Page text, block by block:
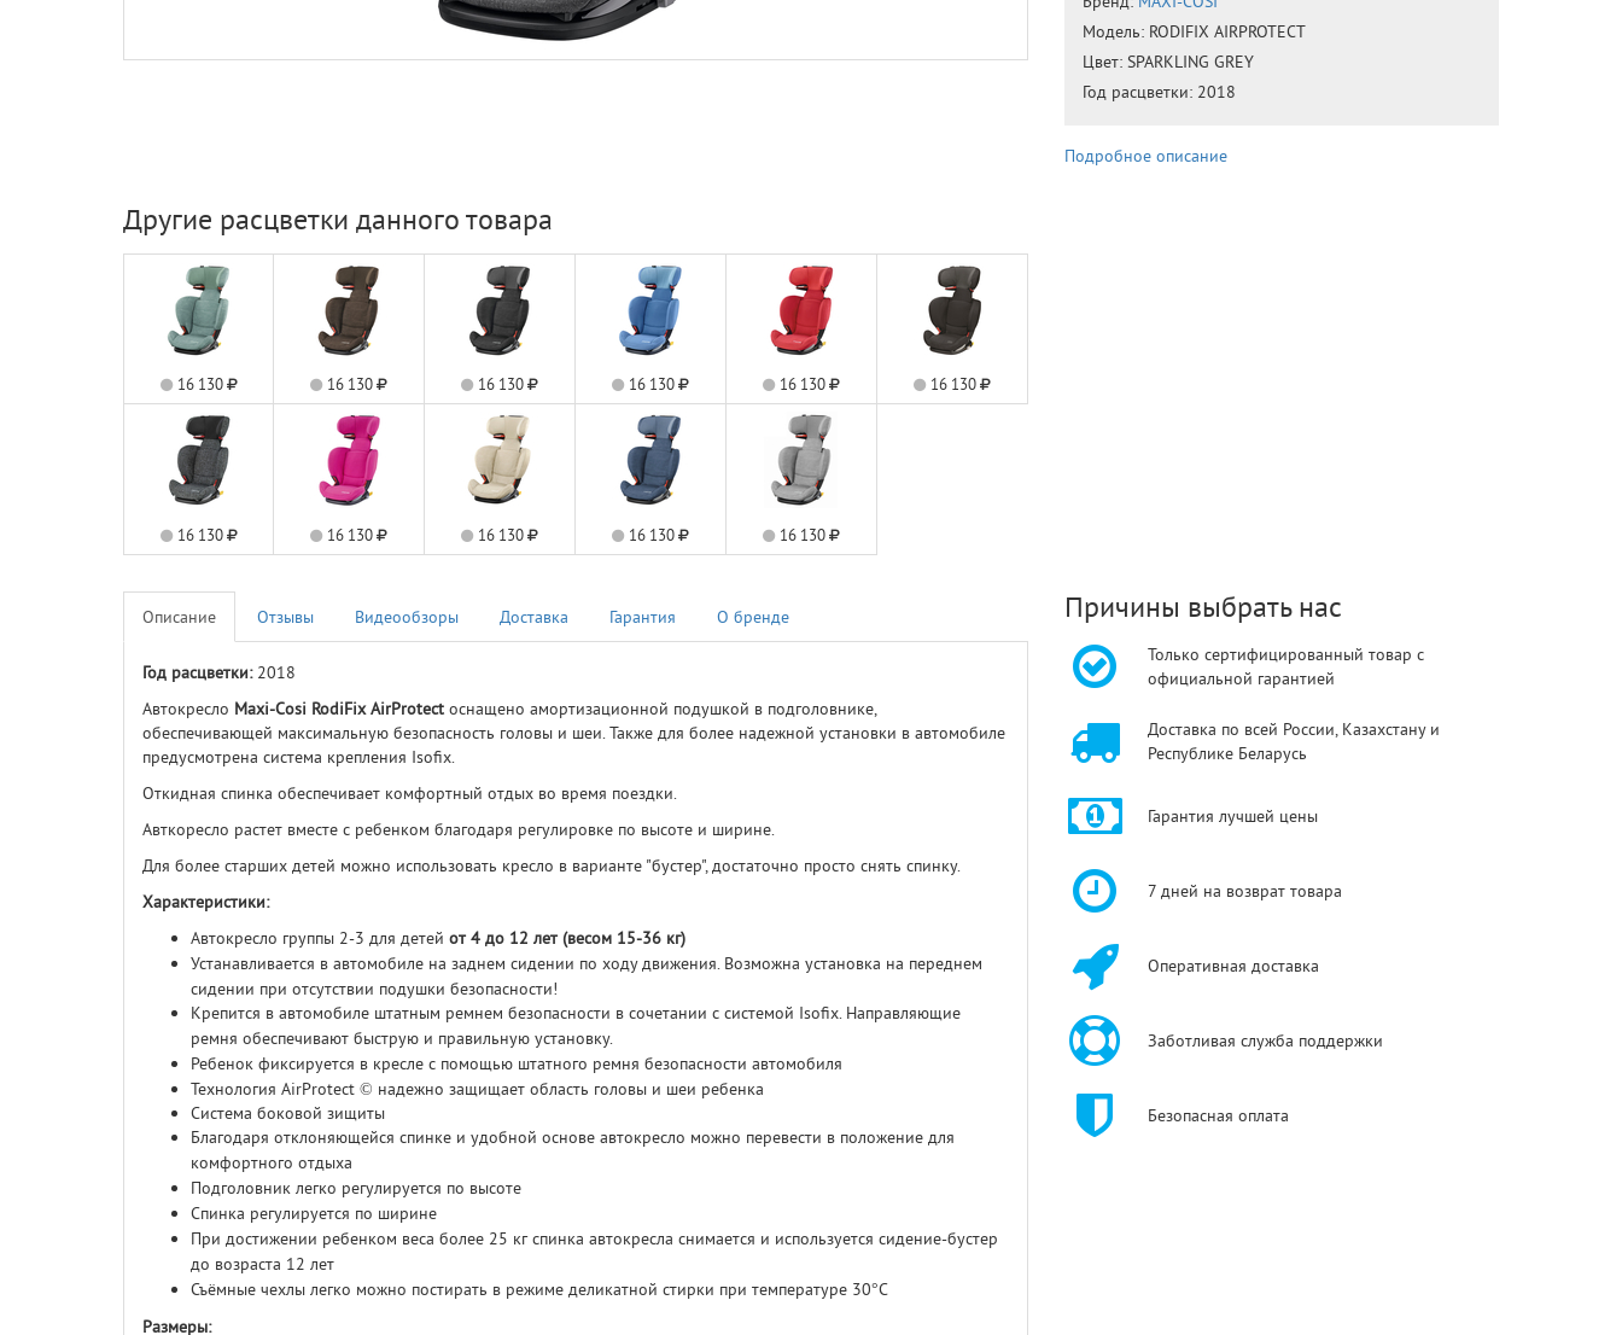
Модель: RODIFIX AIRPROTECT
Цвет: SPARKLING GREY
Год расцветки: 2018
Подробное описание
Другие расцветки данного товара
16 130 16 130 16 130 16 130 16 130 16 130
16 130 16 130 16 130 16 130 16 130
Описание Отзывы Видеообзоры Доставка Гарантия О бренде
Год расцветки: 2018
Автокресло Maxi-Cosi RodiFix AirProtect оснащено амортизационной подушкой в подголовнике,
обеспечивающей максимальную безопасность головы и шеи. Также для более надежной установки в автомобиле
предусмотрена система крепления Isofix.
Откидная спинка обеспечивает комфортный отдых во время поездки.
Авткоресло растет вместе с ребенком благодаря регулировке по высоте и ширине.
Для более старших детей можно использовать кресло в варианте "бустер", достаточно просто снять спинку.
Характеристики:
Автокресло группы 2-3 для детей от 4 до 12 лет (весом 15-36 кг)
Устанавливается в автомобиле на заднем сидении по ходу движения. Возможна установка на переднем
сидении при отсутствии подушки безопасности!
Крепится в автомобиле штатным ремнем безопасности в сочетании с системой Isofix. Направляющие
ремня обеспечивают быструю и правильную установку.
Ребенок фиксируется в кресле с помощью штатного ремня безопасности автомобиля
Технология AirProtect © надежно защищает область головы и шеи ребенка
Система боковой зищиты
Благодаря отклоняющейся спинке и удобной основе автокресло можно перевести в положение для
комфортного отдыха
Подголовник легко регулируется по высоте
Спинка регулируется по ширине
При достижении ребенком веса более 25 кг спинка автокресла снимается и используется сидение-бустер
до возраста 12 лет
Съёмные чехлы легко можно постирать в режиме деликатной стирки при температуре 30°C
Размеры:
Причины выбрать нас
Только сертифицированный товар с
официальной гарантией
Доставка по всей России, Казахстану и
Республике Беларусь
Гарантия лучшей цены
7 дней на возврат товара
Оперативная доставка
Заботливая служба поддержки
Безопасная оплата